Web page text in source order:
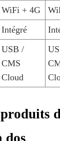
WiFi + 4G
Intégré
USB /
CMS
Cloud